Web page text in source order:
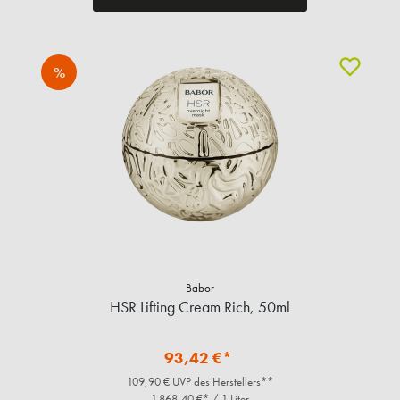
%
Babor
HSR Lifting Cream Rich, 50ml
93,42 €*
109,90 € UVP des Herstellers**